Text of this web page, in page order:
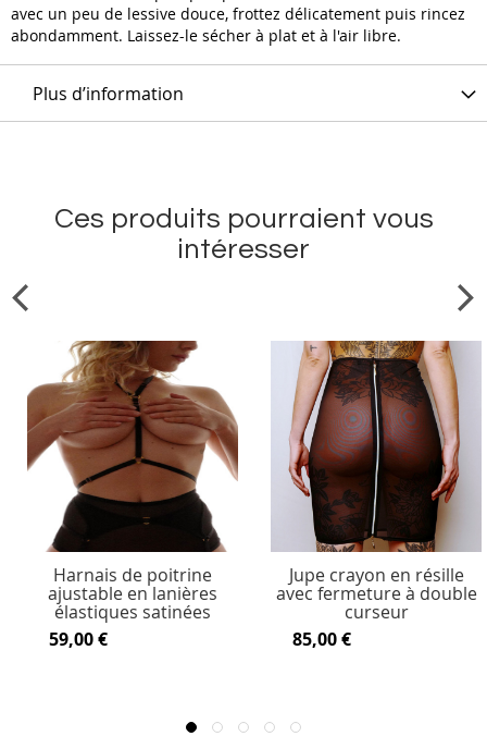
avec un peu de lessive douce, frottez délicatement puis rincez
abondamment. Laissez-le sécher à plat et à l'air libre.
Plus d’information
Ces produits pourraient vous
intéresser
Harnais de poitrine
ajustable en lanières
élastiques satinées
59,00 €
Jupe crayon en résille
avec fermeture à double
curseur
85,00 €